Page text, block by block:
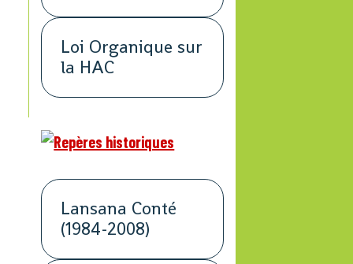
Loi Organique sur
la HAC
Lansana Conté
(1984-2008)